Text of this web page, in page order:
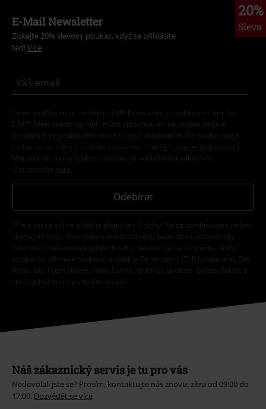
20%
Sleva
E-Mail Newsletter
Získejte 20% slevový poukaz, když se přihlásíte
teď! Více
Tímto souhlasím se zasíláním EMP Newslettru a souhlasím s tím, že
E.M.P. Merchandising mbH může zpracovávat mé osobní údaje a
pravidelně mi posílat informace o svých produktech. Mé osobní údaje
budou zpracovány v souladu s ustanoveními
Ochrana osobních údajů
Můj souhlas mohu kdykoliv odvolat na odhlašovací odkaz/link.
Unsubscribe here
Odebírat
*Platí pouze online a kód je platný jen 4 týdny. Nelze kombinovat s jinými
slevovými kódy. Po vložení a potvrzení kódu bude sleva automaticky
odečtena z vašeho nákupního košíku. Nevztahuje se na média, knihy,
vstupenky, dárkové poukazy, produkty: Rammstein, (Till) Lindemann, Die
Ärzte, Die Toten Hosen, Feine Sahne Fischfilet, Broilers, Böhse Onkelz a
zboží, jehož koupí podpoříte nadaci.
Náš zákaznický servis je tu pro vás
Nedovolali jste se? Prosím, kontaktujte nás znovu: zítra od 09:00 do
17:00. Dozvědět se více